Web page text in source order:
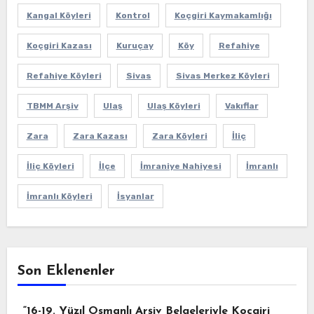
Kangal Köyleri Kontrol Koçgiri Kaymakamlığı
Koçgiri Kazası Kuruçay Köy Refahiye
Refahiye Köyleri Sivas Sivas Merkez Köyleri
TBMM Arşiv Ulaş Ulaş Köyleri Vakıflar
Zara Zara Kazası Zara Köyleri İliç
İliç Köyleri İlçe İmraniye Nahiyesi İmranlı
İmranlı Köyleri İsyanlar
Son Eklenenler
“16-19. Yüzıl Osmanlı Arşiv Belgeleriyle Koçgiri